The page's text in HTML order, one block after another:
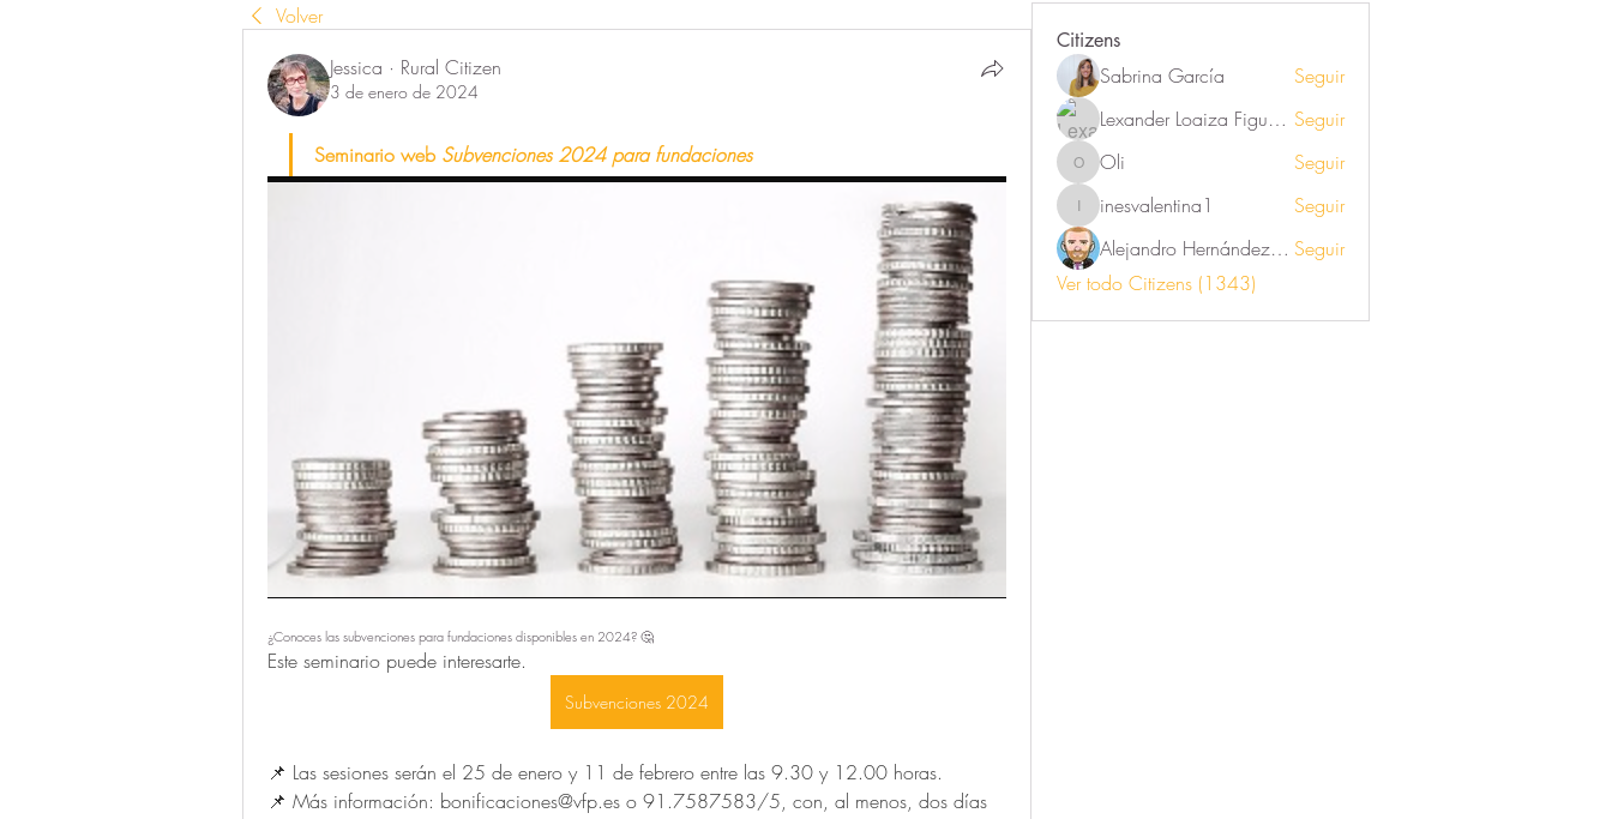
Volver
Jessica · Rural Citizen
3 de enero de 2024
Seminario web Subvenciones 2024 para fundaciones
¿Conoces las subvenciones para fundaciones disponibles en 2024? 🤔
Este seminario puede interesarte.
Subvenciones 2024
📌 Las sesiones serán el 25 de enero y 11 de febrero entre las 9.30 y 12.00 horas.
📌 Más información: bonificaciones@vfp.es o 91.7587583/5, con, al menos, dos días
Citizens
Sabrina García
Seguir
Lexander Loaiza Figueroa Seguir
Oli Oli Seguir
inesvalentina1
inesvalentina1
Seguir
Alejandro Hernández Renner Seguir
Ver todo Citizens (1343)